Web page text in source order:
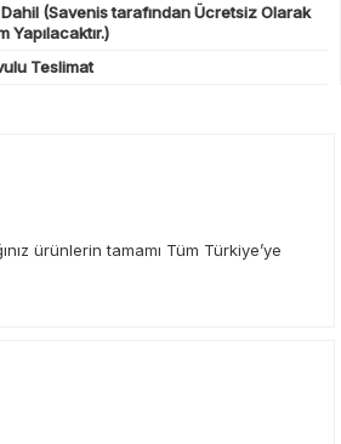
(Savenis tarafından Ücretsiz Olarak
Yapılacaktır.)
Teslimat
ürünlerin tamamı Tüm Türkiye’ye